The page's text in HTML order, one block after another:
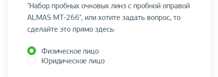
"Набор пробных очковых линз с пробной оправой
ALMAS MT-266", или хотите задать вопрос, то
сделайте это прямо здесь:
Физическое лицо
Юридическое лицо